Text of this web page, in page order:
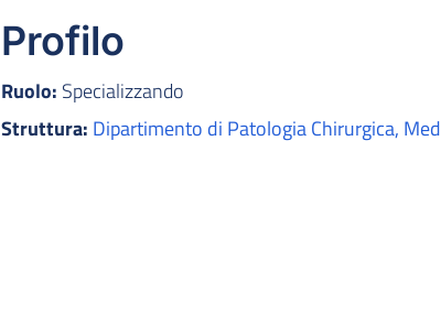
Profilo
Ruolo: Specializzando
Struttura: Dipartimento di Patologia Chirurgica,